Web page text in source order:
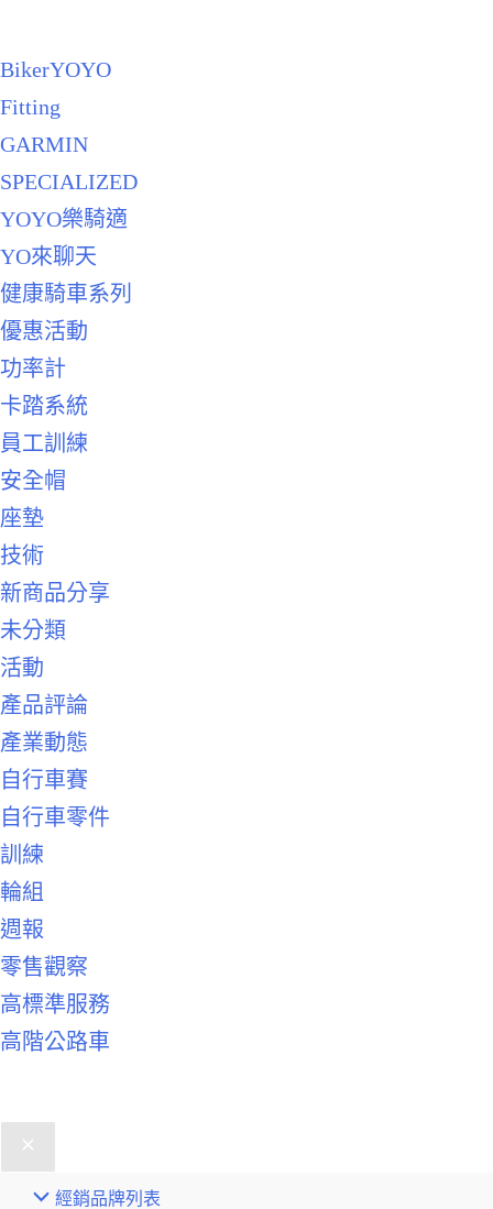
BikerYOYO
Fitting
GARMIN
SPECIALIZED
YOYO樂騎適
YO來聊天
健康騎車系列
優惠活動
功率計
卡踏系統
員工訓練
安全帽
座墊
技術
新商品分享
未分類
活動
產品評論
產業動態
自行車賽
自行車零件
訓練
輪組
週報
零售觀察
高標準服務
高階公路車
經銷品牌列表